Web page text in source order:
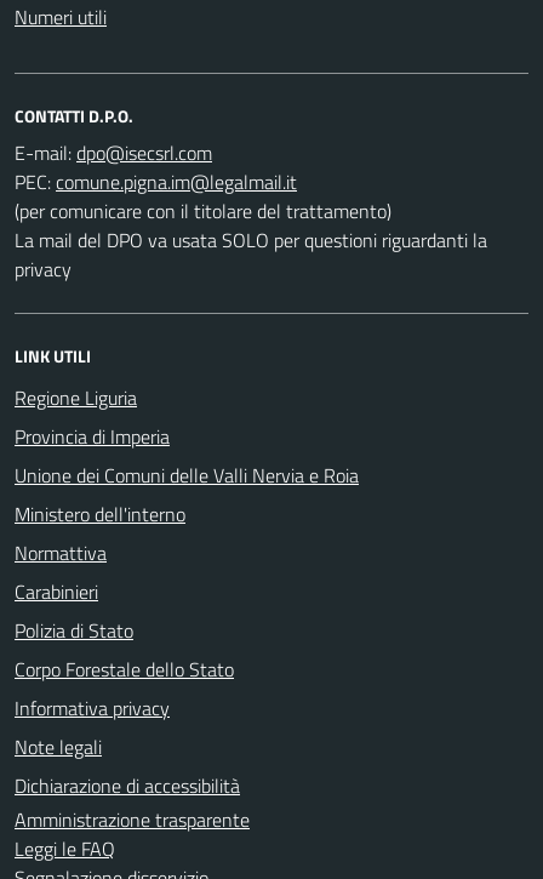
Numeri utili
CONTATTI D.P.O.
E-mail:
PEC:
(per comunicare con il titolare del trattamento)
La mail del DPO va usata SOLO per questioni riguardanti la
privacy
LINK UTILI
Regione Liguria
Provincia di Imperia
Unione dei Comuni delle Valli Nervia e Roia
Ministero dell'interno
Normattiva
Carabinieri
Polizia di Stato
Corpo Forestale dello Stato
Informativa privacy
Note legali
Dichiarazione di accessibilità
Amministrazione trasparente
Leggi le FAQ